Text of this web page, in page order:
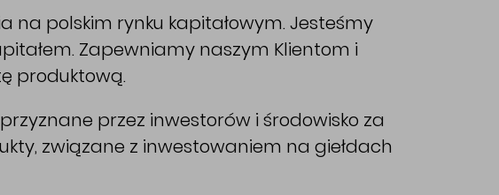
na polskim rynku kapitałowym. Jesteśmy
Zapewniamy naszym Klientom i
produktową.
przez inwestorów i środowisko za
związane z inwestowaniem na giełdach